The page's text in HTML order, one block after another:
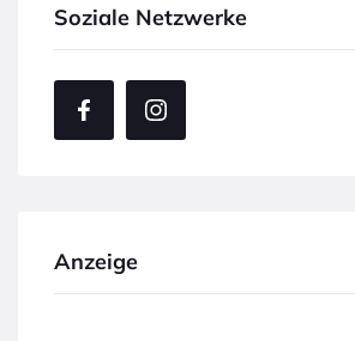
Soziale Netzwerke
Anzeige